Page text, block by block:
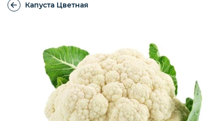
Авокадо, батат, спаржа свежая
Грибы
Капуста Цветная